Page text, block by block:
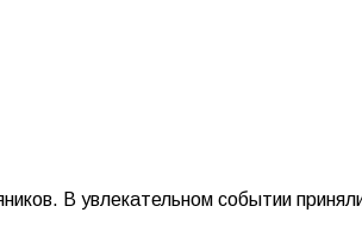
В увлекательном событии